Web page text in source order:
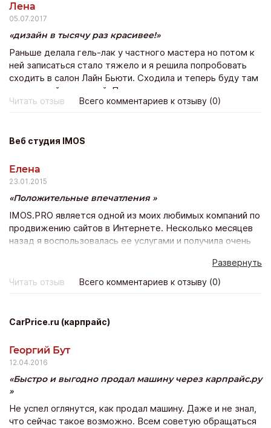
Лена
05.07.2017
дизайн в тысячу раз красивее!
Раньше делала гель-лак у частного мастера но потом к
ней записаться стало тяжело и я решила попробовать
сходить в салон Лайн Бьюти. Сходила и теперь буду там
постоянной клиенткой. По стоимости не намного
дороже зато дизайн в тысячу раз красивее!
Читать отзыв Всего комментариев к отзыву (0)
Веб студия IMOS
Елена
23.01.2015
Положительные впечатления
IMOS.PRO является одной из моих любимых компаний по
продвижению сайтов в Интернете. Несколько месяцев
назад я воспользовалась ее услугами и получила очень
Сайт стал оживленным, популярным, появилось много
активных участников группы, спасибо вам, у вас
Развернуть
Читать отзыв
Всего комментариев к отзыву (0)
CarPrice.ru (карпрайс)
Георгий Бут
12.04.2016
Быстро и выгодно продал машину через карпрайс.ру
Не успел оглянутся, как продал машину. Даже и не знал,
что сейчас такое возможно. Всем советую обращаться